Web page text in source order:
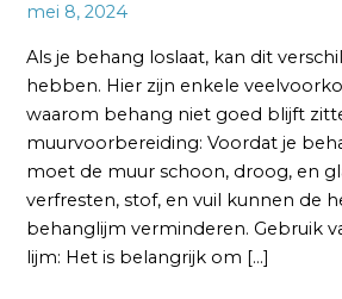
mei 8, 2024
Als je behang loslaat, kan dit
hebben. Hier zijn enkele
waarom behang niet goed blijft
muurvoorbereiding: Voordat je
moet de muur schoon, droog, en
verfresten, stof, en vuil kunnen de
behanglijm verminderen. Gebruik
lijm: Het is belangrijk om […]